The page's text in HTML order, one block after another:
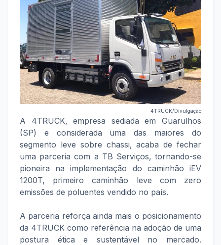
4TRUCK/Divulgação
A 4TRUCK, empresa sediada em Guarulhos
(SP) e considerada uma das maiores do
segmento leve sobre chassi, acaba de fechar
uma parceria com a TB Serviços, tornando-se
pioneira na implementação do caminhão iEV
1200T, primeiro caminhão leve com zero
emissões de poluentes vendido no país.
A parceria reforça ainda mais o posicionamento
da 4TRUCK como referência na adoção de uma
postura ética e sustentável no mercado.